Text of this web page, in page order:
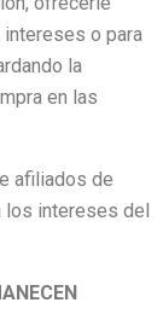
o para
la
en las
afiliados de
los intereses del